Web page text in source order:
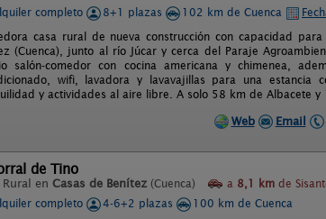
completo
8+1 plazas 102 km de Cuenca
casa rural de nueva construcción con capacidad
(Cuenca), junto al río Júcar y cerca del Paraje
salón-comedor con cocina americana y chimenea,
wifi, lavadora y lavavajillas para una estancia
y actividades al aire libre. A solo 58 km de Albacete y
Web
Email
de Tino
Rural en Casas de Benítez (Cuenca) a 8,1 km de
completo
4-6+2 plazas
100 km de Cuenca